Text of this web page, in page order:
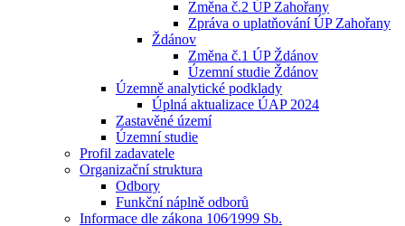
Změna č.2 ÚP Zahořany
Zpráva o uplatňování ÚP Zahořany
Ždánov
Změna č.1 ÚP Ždánov
Územní studie Ždánov
Územně analytické podklady
Úplná aktualizace ÚAP 2024
Zastavěné území
Územní studie
Profil zadavatele
Organizační struktura
Odbory
Funkční náplně odborů
Informace dle zákona 106⁄1999 Sb.